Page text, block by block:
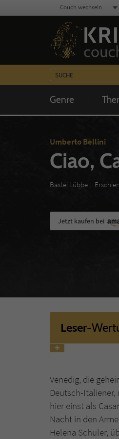
Genre
Couch wechseln
Umberto Bellini
Ciao,
Bastei Lübbe
Jetzt kaufen bei
Leser-
Venedig, die
Deutsch-
hier einst als
Nacht in den
Helena Schuler,